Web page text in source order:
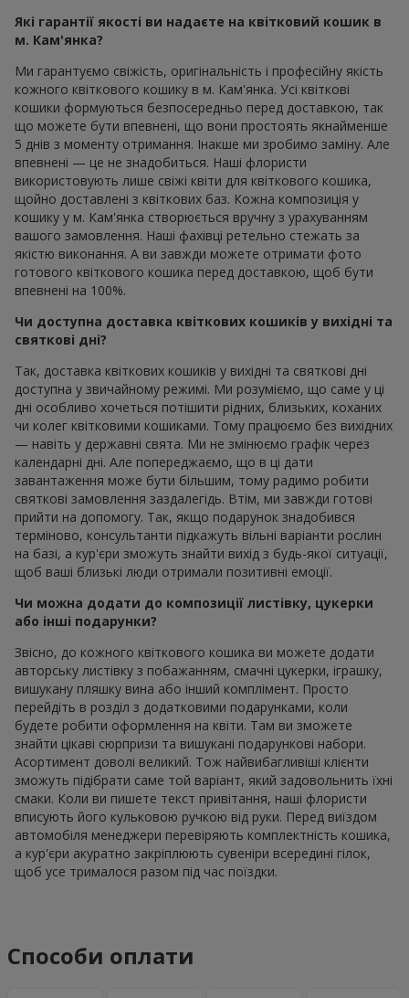
Які гарантії якості ви надаєте на квітковий кошик в
м. Кам'янка?
Ми гарантуємо свіжість, оригінальність і професійну якість
кожного квіткового кошику в м. Кам'янка. Усі квіткові
кошики формуються безпосередньо перед доставкою, так
що можете бути впевнені, що вони простоять якнайменше
5 днів з моменту отримання. Інакше ми зробимо заміну. Але
впевнені — це не знадобиться. Наші флористи
використовують лише свіжі квіти для квіткового кошика,
щойно доставлені з квіткових баз. Кожна композиція у
кошику у м. Кам'янка створюється вручну з урахуванням
вашого замовлення. Наші фахівці ретельно стежать за
якістю виконання. А ви завжди можете отримати фото
готового квіткового кошика перед доставкою, щоб бути
впевнені на 100%.
Чи доступна доставка квіткових кошиків у вихідні та
святкові дні?
Так, доставка квіткових кошиків у вихідні та святкові дні
доступна у звичайному режимі. Ми розуміємо, що саме у ці
дні особливо хочеться потішити рідних, близьких, коханих
чи колег квітковими кошиками. Тому працюємо без вихідних
— навіть у державні свята. Ми не змінюємо графік через
календарні дні. Але попереджаємо, що в ці дати
завантаження може бути більшим, тому радимо робити
святкові замовлення заздалегідь. Втім, ми завжди готові
прийти на допомогу. Так, якщо подарунок знадобився
терміново, консультанти підкажуть вільні варіанти рослин
на базі, а кур'єри зможуть знайти вихід з будь-якої ситуації,
щоб ваші близькі люди отримали позитивні емоції.
Чи можна додати до композиції листівку, цукерки
або інші подарунки?
Звісно, до кожного квіткового кошика ви можете додати
авторську листівку з побажанням, смачні цукерки, іграшку,
вишукану пляшку вина або інший комплімент. Просто
перейдіть в розділ з додатковими подарунками, коли
будете робити оформлення на квіти. Там ви зможете
знайти цікаві сюрпризи та вишукані подарункові набори.
Асортимент доволі великий. Тож найвибагливіші клієнти
зможуть підібрати саме той варіант, який задовольнить їхні
смаки. Коли ви пишете текст привітання, наші флористи
вписують його кульковою ручкою від руки. Перед виїздом
автомобіля менеджери перевіряють комплектність кошика,
а кур'єри акуратно закріплюють сувеніри всередині гілок,
щоб усе трималося разом під час поїздки.
Способи оплати